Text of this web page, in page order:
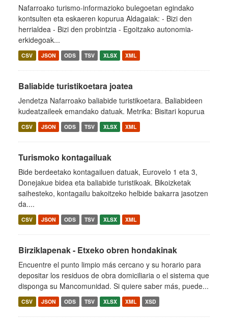
Nafarroako turismo-informazioko bulegoetan egindako
kontsulten eta eskaeren kopurua Aldagaiak: - Bizi den
herrialdea - Bizi den probintzia - Egoitzako autonomia-
erkidegoak...
CSV JSON ODS TSV XLSX XML
Baliabide turistikoetara joatea
Jendetza Nafarroako baliabide turistikoetara. Baliabideen
kudeatzaileek emandako datuak. Metrika: Bisitari kopurua
CSV JSON ODS TSV XLSX XML
Turismoko kontagailuak
Bide berdeetako kontagailuen datuak, Eurovelo 1 eta 3,
Donejakue bidea eta baliabide turistikoak. Bikoizketak
saihesteko, kontagailu bakoitzeko helbide bakarra jasotzen
da....
CSV JSON ODS TSV XLSX XML
Birziklapenak - Etxeko obren hondakinak
Encuentre el punto limpio más cercano y su horario para
depositar los residuos de obra domiciliaria o el sistema que
disponga su Mancomunidad. Si quiere saber más, puede...
CSV JSON ODS TSV XLSX XML XSD